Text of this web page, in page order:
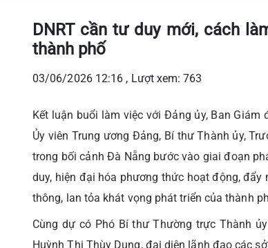
DNRT cần tư duy mới, cách
thành phố
03/06/2026 12:16 , Lượt xem: 763
Kết luận buổi làm việc với Đảng ủy, Ban Giám
Ủy viên Trung ương Đảng, Bí thư Thành ủy,
trong bối cảnh Đà Nẵng bước vào giai đoạn
duy, hiện đại hóa phương thức hoạt động,
thông, lan tỏa khát vọng phát triển của thành
Cùng dự có Phó Bí thư Thường trực Thành
Huỳnh Thị Thùy Dung, đại diện lãnh đạo các